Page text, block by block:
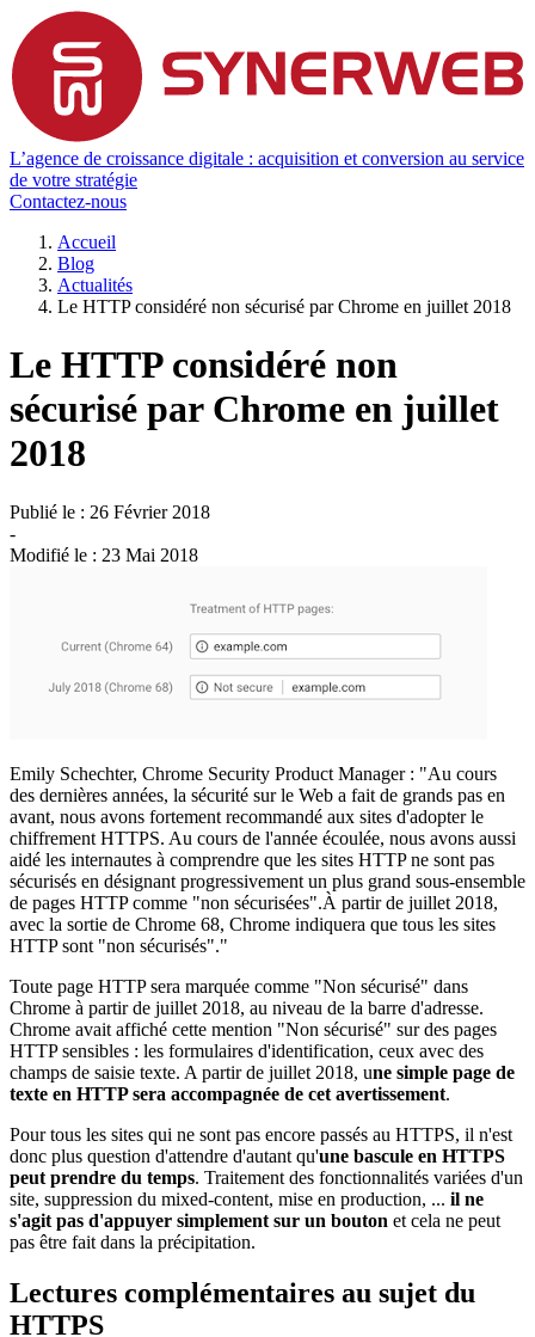
L’agence de croissance digitale : acquisition et conversion au service
de votre stratégie
Contactez-nous
Accueil
Blog
Actualités
Le HTTP considéré non sécurisé par Chrome en juillet 2018
Le HTTP considéré non
sécurisé par Chrome en juillet
2018
Publié le : 26 Février 2018
-
Modifié le : 23 Mai 2018
Emily Schechter, Chrome Security Product Manager : "Au cours
des dernières années, la sécurité sur le Web a fait de grands pas en
avant, nous avons fortement recommandé aux sites d'adopter le
chiffrement HTTPS. Au cours de l'année écoulée, nous avons aussi
aidé les internautes à comprendre que les sites HTTP ne sont pas
sécurisés en désignant progressivement un plus grand sous-ensemble
de pages HTTP comme "non sécurisées".À partir de juillet 2018,
avec la sortie de Chrome 68, Chrome indiquera que tous les sites
HTTP sont "non sécurisés"."
Toute page HTTP sera marquée comme "Non sécurisé" dans
Chrome à partir de juillet 2018, au niveau de la barre d'adresse.
Chrome avait affiché cette mention "Non sécurisé" sur des pages
HTTP sensibles : les formulaires d'identification, ceux avec des
champs de saisie texte. A partir de juillet 2018, une simple page de
texte en HTTP sera accompagnée de cet avertissement.
Pour tous les sites qui ne sont pas encore passés au HTTPS, il n'est
donc plus question d'attendre d'autant qu'une bascule en HTTPS
peut prendre du temps. Traitement des fonctionnalités variées d'un
site, suppression du mixed-content, mise en production, ... il ne
s'agit pas d'appuyer simplement sur un bouton et cela ne peut
pas être fait dans la précipitation.
Lectures complémentaires au sujet du
HTTPS